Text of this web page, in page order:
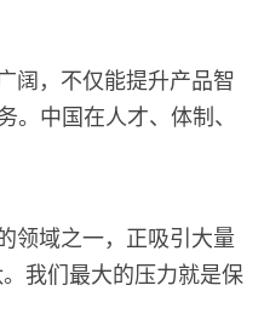
，不仅能提升产品智
。中国在人才、体制、
域之一，正吸引大量
我们最大的压力就是保